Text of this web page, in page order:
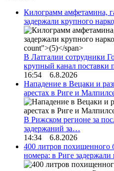
Килограмм амфетамина,
задержали крупного
В Латгалии сотрудники
крупный канал
16:54 6.8.2026
Нападение в Вецаки и
арестах в Риге и
В Рижском регионе за
задержаний за…
14:34 6.8.2026
400 литров похищенного
номера: в Риге задержали